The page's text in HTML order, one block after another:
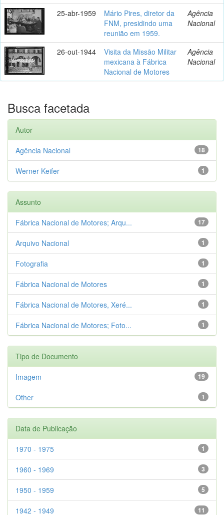
25-abr-1959
Mário Pires, diretor da
FNM, presidindo uma
reunião em 1959.
Agência
Nacional
26-out-1944
Visita da Missão Militar
mexicana à Fábrica
Nacional de Motores
Agência
Nacional
Busca facetada
Autor
18
Agência Nacional
1
Werner Keifer
Assunto
17
Fábrica Nacional de Motores; Arqu...
1
Arquivo Nacional
1
Fotografia
1
Fábrica Nacional de Motores
1
Fábrica Nacional de Motores, Xeré...
1
Fábrica Nacional de Motores; Foto...
Tipo de Documento
19
Imagem
1
Other
Data de Publicação
1
1970 - 1975
3
1960 - 1969
5
1950 - 1959
11
1942 - 1949